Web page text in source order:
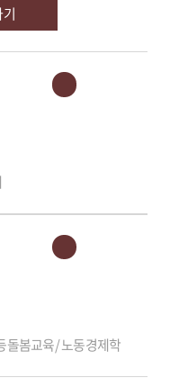
돌봄교육/ 노동경제학